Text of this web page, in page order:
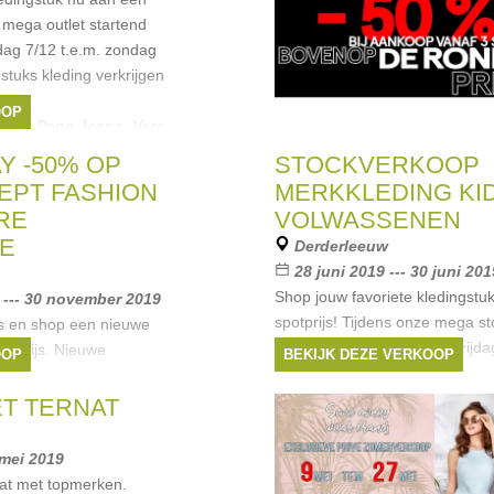
outlet startend
7/12 t.e.m. zondag
kleding verkrijgen
,
-50% OP
FASHION
30 november 2019
en shop een nieuwe
prijs. Nieuwe
Heren - Kinderkledij !!!
,CKS,Lee Cooper
STOCKVERKOOP
MERKKLEDING
VOLWASSENEN
Derderleeuw
28 juni 2019 --- 30 juni
Shop jouw favoriete
spotprijs! Tijdens onze mega
startend van aanstaande
zondag 30/06 kan je duizenden
verkrijgen aan -70% of meer!
Merken:Vingino Vero
Amelie & Amelie,Jack &
BEKIJK DEZE VERKOOP
TERNAT
2019
met topmerken.